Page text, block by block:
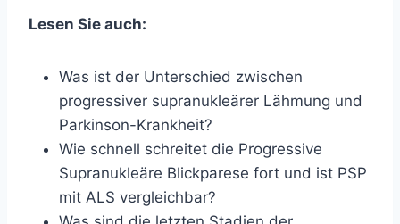
Lesen Sie auch:
Was ist der Unterschied zwischen
progressiver supranukleärer Lähmung und
Parkinson-Krankheit?
Wie schnell schreitet die Progressive
Supranukleäre Blickparese fort und ist PSP
mit ALS vergleichbar?